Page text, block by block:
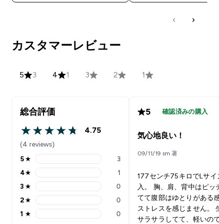
カスタマーレビュー
5 3 4 1 3 2 1
総合評価
4.75 out of 5 stars
4.75
(4 reviews)
5 stars rating 3 reviews
5★ 3
4 stars rating 1 reviews
4★ 1
3 stars rating 0 reviews
3 ★ 0
2 stars rating 0 reviews
2★ 0
1 stars rating 0 reviews
1 ★ 0
5 確認済みの購入
気心地良い！
09/11/19 sm 著
177センチ75キロでLサイ
入。 胸、肩、背中はピッ
てて腹部はゆとりがある
ストレスを感じません。
サラサラしてて、軽いの